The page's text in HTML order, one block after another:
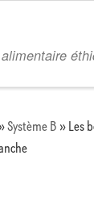
»Système B »Les